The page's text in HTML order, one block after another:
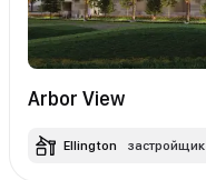
Arbor View
Ellington застройщик